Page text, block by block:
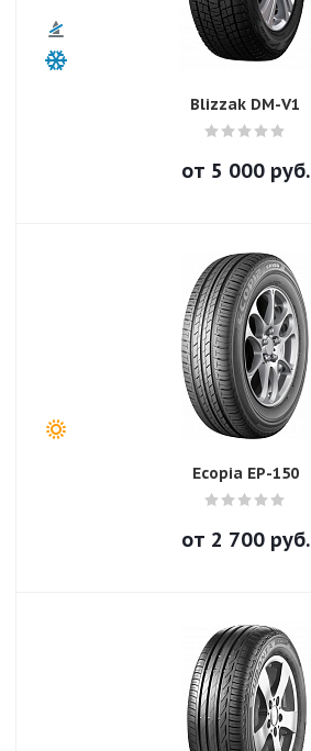
Blizzak DM-V1
от 5 000руб.
Ecopia EP-150
от 2 700руб.